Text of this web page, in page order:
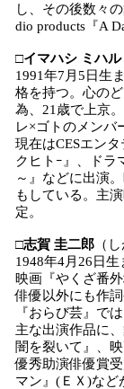
し、その後数々
dio products『A
□イマハシ ミハル
1991年7月5日生
格を持つ。心の
為、21歳で上京
レ×ゴトのメンバ
現在はCESエン
クヒトｰ』、ドラ
～』などに出演
もしている。主
定。
□志賀 圭二郎 （
1948年4月26日
映画『やくざ番
俳優以外にも作
『おらび芸』で
主な出演作品に
闇を裂いて』、
優秀助演俳優賞
マン』(ＥＸ)など